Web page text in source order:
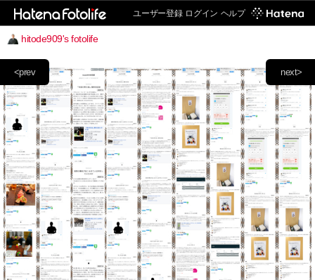
ユーザー登録 ログイン ヘルプ
hitode909's fotolife
next>
<prev